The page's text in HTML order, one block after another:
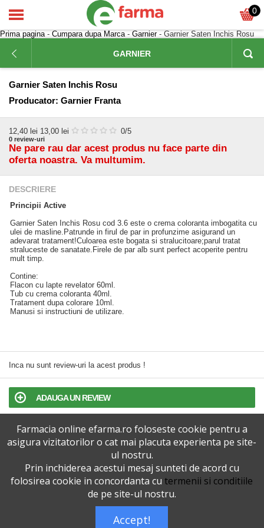
0
Prima pagina- Cumpara dupa Marca- Garnier- Garnier Saten Inchis Rosu
GARNIER
Garnier Saten Inchis Rosu
Producator: Garnier Franta
12,40 lei 13,00 lei 0/5
0 review-uri
Ne pare rau dar acest produs nu face parte din
oferta noastra. Va multumim.
DESCRIERE
Principii Active
Garnier Saten Inchis Rosu cod 3.6 este o crema coloranta imbogatita cu
ulei de masline.Patrunde in firul de par in profunzime asigurand un
adevarat tratament!Culoarea este bogata si stralucitoare;parul tratat
straluceste de sanatate.Firele de par alb sunt perfect acoperite pentru
mult timp.
Contine:
Flacon cu lapte revelator 60ml.
Tub cu crema coloranta 40ml.
Tratament dupa colorare 10ml.
Manusi si instructiuni de utilizare.
Inca nu sunt review-uri la acest produs !
ADAUGA UN REVIEW
TERMENI SI CONDITII
POLITICA DE CONFIDENTIALITATE
VERSIUNEA DESKTOP
Farmacia online efarma.ro foloseste cookie pentru a
asigura vizitatorilor o cat mai placuta experienta pe site-
ul nostru.
Prin inchiderea acestui mesaj sunteti de acord cu
folosirea cookie in concordanta cu termenii si conditiile
de pe site-ul nostru.
Accept!